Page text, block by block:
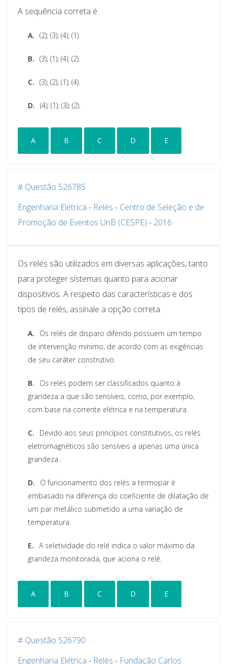
A sequência correta é
A. (2); (3); (4); (1).
B. (3); (1); (4); (2).
C. (3); (2); (1); (4).
D. (4); (1); (3); (2).
A B C D E
# Questão 526785
Engenharia Elétrica - Relés - Centro de Seleção e de
Promoção de Eventos UnB (CESPE) - 2016
Os relés são utilizados em diversas aplicações, tanto
para proteger sistemas quanto para acionar
dispositivos. A respeito das características e dos
tipos de relés, assinale a opção correta.
A.
Os relés de disparo diferido possuem um tempo
de intervenção mínimo, de acordo com as exigências
de seu caráter construtivo.
B.
Os relés podem ser classificados quanto à
grandeza a que são sensíveis, como, por exemplo,
com base na corrente elétrica e na temperatura.
C.
Devido aos seus princípios constitutivos, os relés
eletromagnéticos são sensíveis a apenas uma única
grandeza.
D.
O funcionamento dos relés a termopar é
embasado na diferença do coeficiente de dilatação de
um par metálico submetido a uma variação de
temperatura.
E. A seletividade do relé indica o valor máximo da
grandeza monitorada, que aciona o relé.
A B C D E
# Questão 526790
Engenharia Elétrica - Relés - Fundação Carlos